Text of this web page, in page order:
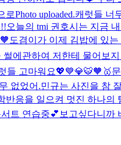
로Photo uploaded.캐럿들 너
오늘의 tmi 권호시는 지금
도겸이가 이제 김밥에 있
썰에관하여 저한테 물어보
들 고마워요💖💙💎🐯🧡🥇
없었어.민규는 사진을 참
반응을 일으켜 멋진 하나
트 연습중💕 보고싶다니까